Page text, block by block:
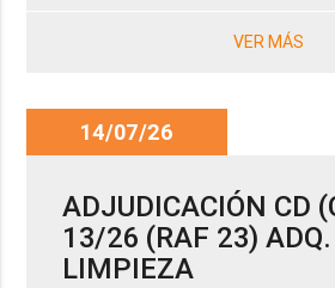
VER MÁS
14/07/26
ADJUDICACIÓN CD
13/26 (RAF 23)
LIMPIEZA